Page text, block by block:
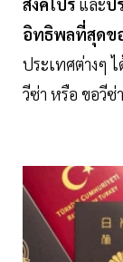
อิทธิพลที่สุดข
ประเทศต่างๆ
วีซ่า หรือ ขอวี